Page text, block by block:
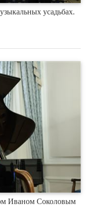
усадьбах.
Иваном Соколовым